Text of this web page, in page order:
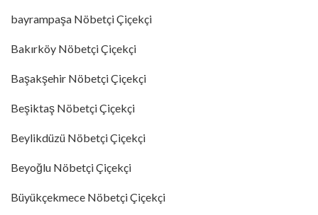
bayrampaşa Nöbetçi Çiçekçi
Bakırköy Nöbetçi Çiçekçi
Başakşehir Nöbetçi Çiçekçi
Beşiktaş Nöbetçi Çiçekçi
Beylikdüzü Nöbetçi Çiçekçi
Beyoğlu Nöbetçi Çiçekçi
Büyükçekmece Nöbetçi Çiçekçi